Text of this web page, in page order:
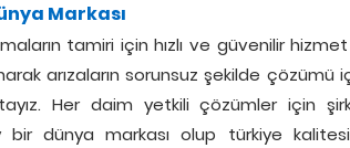
Markası
tamiri için hızlı ve güvenilir
arızaların sorunsuz şekilde
Her daim yetkili çözümler için
bir dünya markası olup türkiye